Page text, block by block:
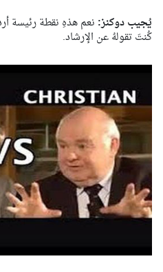
يُجيب دوكنز: نعم هذهِ نقطة رئيسة
كُنتَ تقولهُ عن الإرشاد.